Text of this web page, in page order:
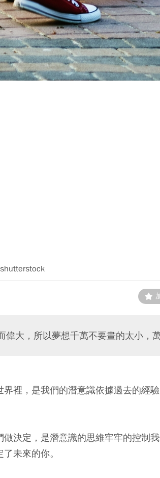
shutterstock
大，所以夢想千萬不要畫的太小，萬
裡，是我們的潛意識依據過去的經
決定，是潛意識的思維牢牢的控制
未來的你。